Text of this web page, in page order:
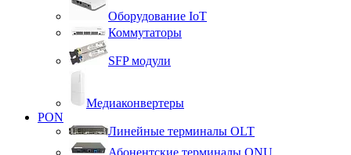
Оборудование IoT
Коммутаторы
SFP модули
Медиаконвертеры
PON
Линейные терминалы OLT